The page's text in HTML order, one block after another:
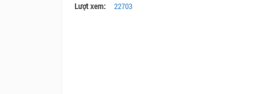
Lượt xem:
22703